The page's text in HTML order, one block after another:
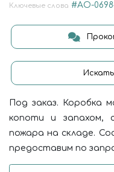
Ключевые слова #AO-
Под заказ. Коробка
копоти и запахом,
пожара на складе.
предоставим по